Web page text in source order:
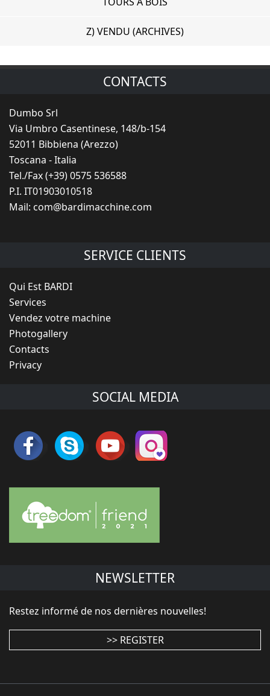
Z) VENDU (ARCHIVES)
CONTACTS
Dumbo Srl
Via Umbro Casentinese, 148/b-154
52011 Bibbiena (Arezzo)
Toscana - Italia
Tel./Fax (+39) 0575 536588
P.I. IT01903010518
Mail: com@bardimacchine.com
SERVICE CLIENTS
Qui Est BARDI
Services
Vendez votre machine
Photogallery
Contacts
Privacy
SOCIAL MEDIA
NEWSLETTER
Restez informé de nos dernières nouvelles!
>> REGISTER